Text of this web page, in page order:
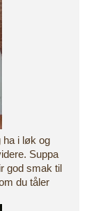
ha i løk og
Suppa
god smak til
du tåler